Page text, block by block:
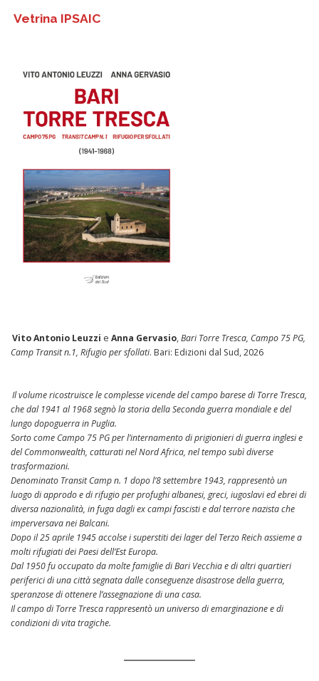
Vetrina IPSAIC
Vito Antonio Leuzzi eAnna Gervasio,Bari Torre Tresca, Campo 75 PG,
Camp Transit n.1, Rifugio per sfollati. Bari: Edizioni dal Sud, 2026
Il volume ricostruisce le complesse vicende del campo barese di Torre Tresca,
che dal 1941 al 1968 segnò la storia della Seconda guerra mondiale e del
lungo dopoguerra in Puglia.
Sorto come Campo 75 PG per l’internamento di prigionieri di guerra inglesi e
del Commonwealth, catturati nel Nord Africa, nel tempo subì diverse
trasformazioni.
Denominato Transit Camp n. 1 dopo l’8 settembre 1943, rappresentò un
luogo di approdo e di rifugio per profughi albanesi, greci, iugoslavi ed ebrei di
diversa nazionalità, in fuga dagli ex campi fascisti e dal terrore nazista che
imperversava nei Balcani.
Dopo il 25 aprile 1945 accolse i superstiti dei lager del Terzo Reich assieme a
molti rifugiati dei Paesi dell’Est Europa.
Dal 1950 fu occupato da molte famiglie di Bari Vecchia e di altri quartieri
periferici di una città segnata dalle conseguenze disastrose della guerra,
speranzose di ottenere l’assegnazione di una casa.
Il campo di Torre Tresca rappresentò un universo di emarginazione e di
condizioni di vita tragiche.